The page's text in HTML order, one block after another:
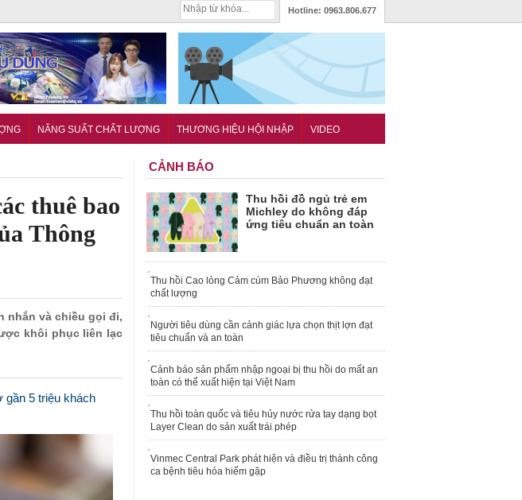
Hotline: 0963.806.677
NĂNG SUẤT CHẤT LƯỢNG THƯƠNG HIỆU HỘI NHẬP VIDEO
thuê bao
Thông
nhắn và chiều gọi đi,
khôi phục liên lạc
gần 5 triệu khách
CẢNH BÁO
Thu hồi đồ ngủ trẻ em
Michley do không đáp
ứng tiêu chuẩn an toàn
Thu hồi Cao lỏng Cảm cúm Bảo Phương không đạt
chất lượng
Người tiêu dùng cần cảnh giác lựa chọn thịt lợn đạt
tiêu chuẩn và an toàn
Cảnh báo sản phẩm nhập ngoại bị thu hồi do mất an
toàn có thể xuất hiện tại Việt Nam
Thu hồi toàn quốc và tiêu hủy nước rửa tay dạng bọt
Layer Clean do sản xuất trái phép
Vinmec Central Park phát hiện và điều trị thành công
ca bệnh tiêu hóa hiếm gặp